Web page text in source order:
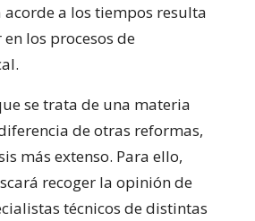
a los tiempos resulta
los procesos de
se trata de una materia
de otras reformas,
más extenso. Para ello,
recoger la opinión de
técnicos de distintas